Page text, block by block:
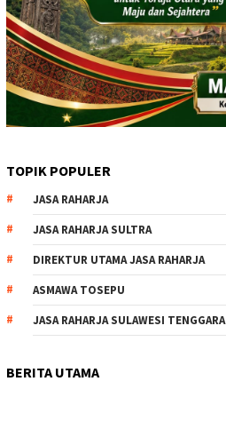
TOPIK POPULER
JASA RAHARJA
JASA RAHARJA SULTRA
DIREKTUR UTAMA JASA RAHARJA
ASMAWA TOSEPU
JASA RAHARJA SULAWESI TENGGARA
BERITA UTAMA